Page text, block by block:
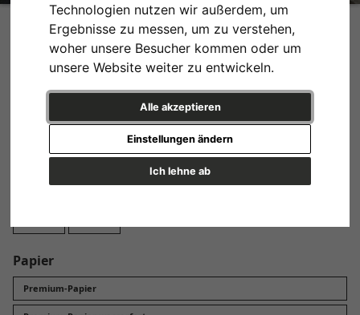
Technologien nutzen wir außerdem, um
Ergebnisse zu messen, um zu verstehen,
woher unsere Besucher kommen oder um
unsere Website weiter zu entwickeln.
Alle akzeptieren
Ich lehne ab
Einstellungen ändern
Circulations cloudy
Design
Format
Papier
Premium-Papier